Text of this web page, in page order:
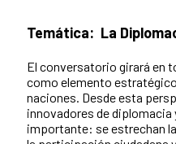
Temática: La
El conversatorio girará en
como elemento
naciones. Desde esta
innovadores de diplomacia
importante: se estrechan